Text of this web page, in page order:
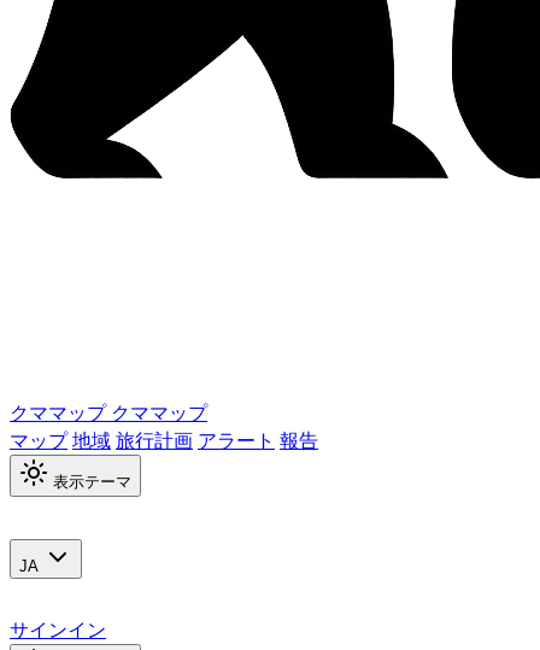
クママップ クママップ
マップ地域旅行計画 アラート 報告
表示テーマ
JA
サインイン